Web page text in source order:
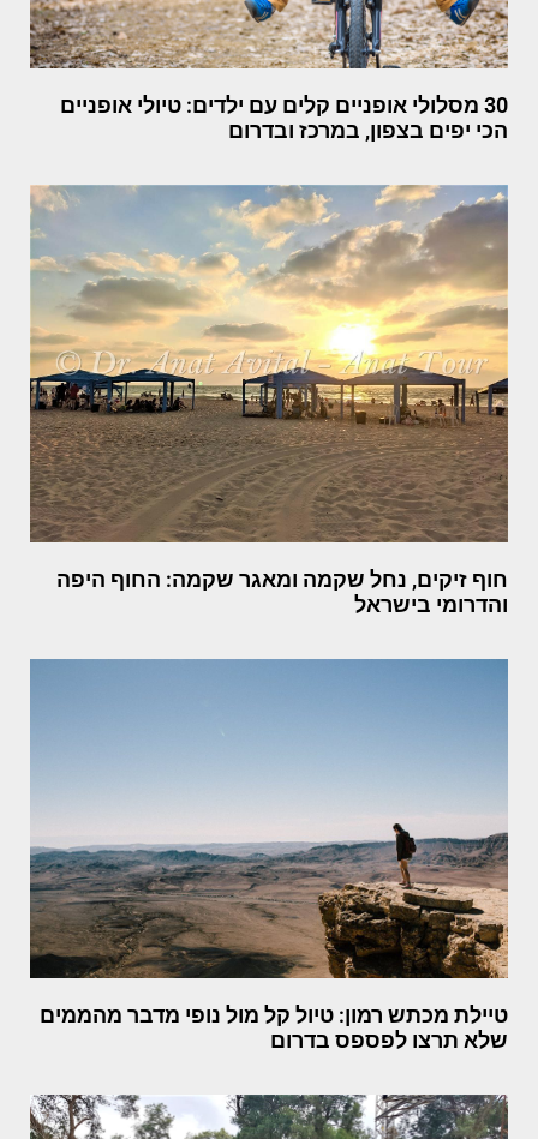
30 מסלולי אופניים קלים עם ילדים: טיולי אופניים
הכי יפים בצפון, במרכז ובדרום
חוף זיקים, נחל שקמה ומאגר שקמה: החוף היפה
והדרומי בישראל
טיילת מכתש רמון: טיול קל מול נופי מדבר מהממים
שלא תרצו לפספס בדרום